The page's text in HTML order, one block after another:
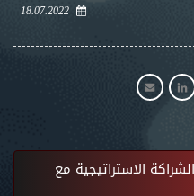
18.07.2022
الاستراتيجية مع